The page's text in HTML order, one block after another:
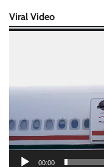
Viral Video
00:00